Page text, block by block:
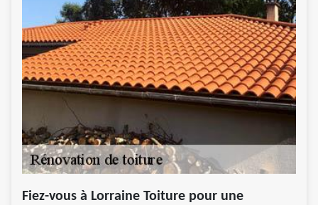
Fiez-vous à Lorraine Toiture pour une